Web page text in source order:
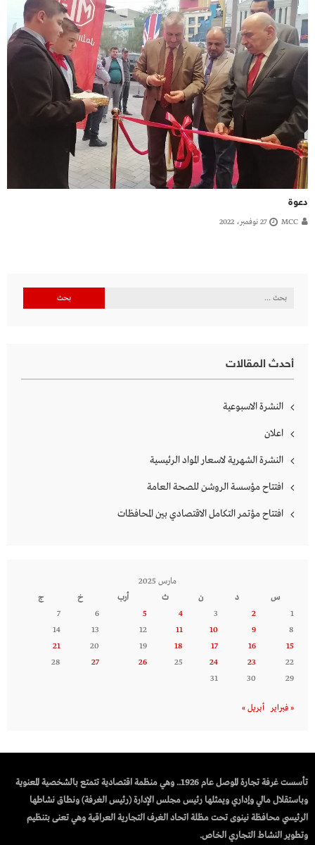
دعوة
MCC 27 نوفمبر، 2022
البحث
أحدث المقالات
النشرة الاسبوعية
اعلان
النشرة الشهرية لاسعار المواد الرئيسية
افتتاح مؤسسة الروشن للصحة العامة
افتتاح مؤتمر التكامل الاقتصادي بين المحافظات
مارس 2025
س
د ن ث أرب خ
ج
1
2
3
4
5
6
7
8
9
10
11
12
13
14
15
16
17
18
19
20
21
22
23
24
25
26
27
28
29
30
31
« فبراير أبريل »
تأسست غرفة تجارة الموصل عام 1926.. وهي منظمة اقتصادية تتمتع بالشخصية المعنوية
وباستقلال مالي وإداري ويمثلها رئيس مجلس الإدارة (رئيس الغرفة) ونطاق نشاطها
الرئيسي محافظة نينوى تحت مظلة اتحاد الغرف التجارية العراقية وهي تعنى بتنظيم
وتطوير النشاط التجاري الخاص.